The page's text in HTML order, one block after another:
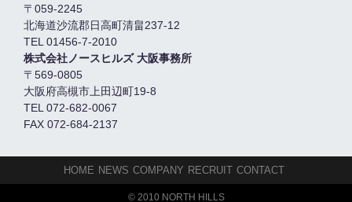
〒059-2245
北海道沙流郡日高町清畠237-12
TEL 01456-7-2010
株式会社ノースヒルズ 大阪事務所
〒569-0805
大阪府高槻市上田辺町19-8
TEL 072-682-0067
FAX 072-684-2137
HOME NEWS COMPANY RECRUIT CONTACT
© 2010 NORTH HILLS